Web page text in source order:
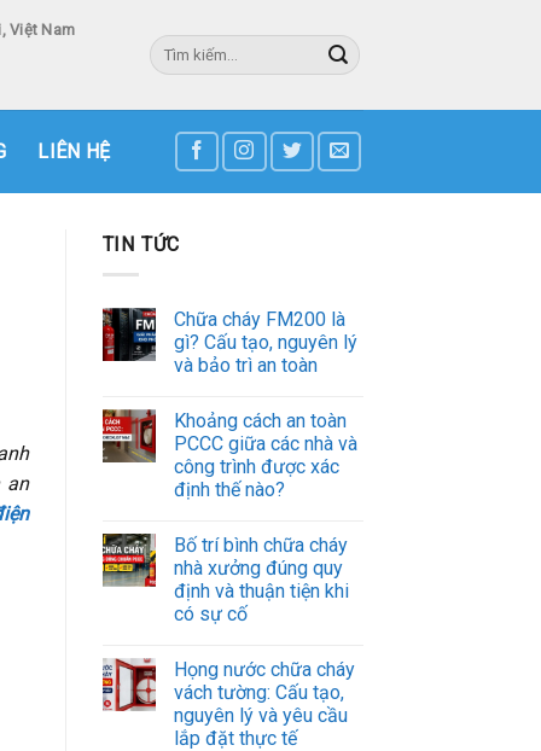
Việt Nam
Tìm
kiếm:
LIÊN HỆ
an
TIN TỨC
Chữa cháy FM200 là
gì? Cấu tạo, nguyên lý
và bảo trì an toàn
Khoảng cách an toàn
PCCC giữa các nhà và
công trình được xác
định thế nào?
Bố trí bình chữa cháy
nhà xưởng đúng quy
định và thuận tiện khi
có sự cố
Họng nước chữa cháy
vách tường: Cấu tạo,
nguyên lý và yêu cầu
lắp đặt thực tế